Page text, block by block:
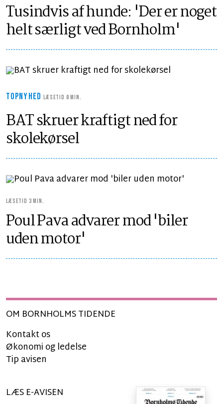
Tusindvis af hunde: 'Der er noget
helt særligt ved Bornholm'
TOPNYHEDLÆSETID 8 MIN.
BAT skruer kraftigt ned for
skolekørsel
LÆSETID 3 MIN.
Poul Pava advarer mod 'biler
uden motor'
OM BORNHOLMS TIDENDE
Kontakt os
Økonomi og ledelse
Tip avisen
LÆS E-AVISEN